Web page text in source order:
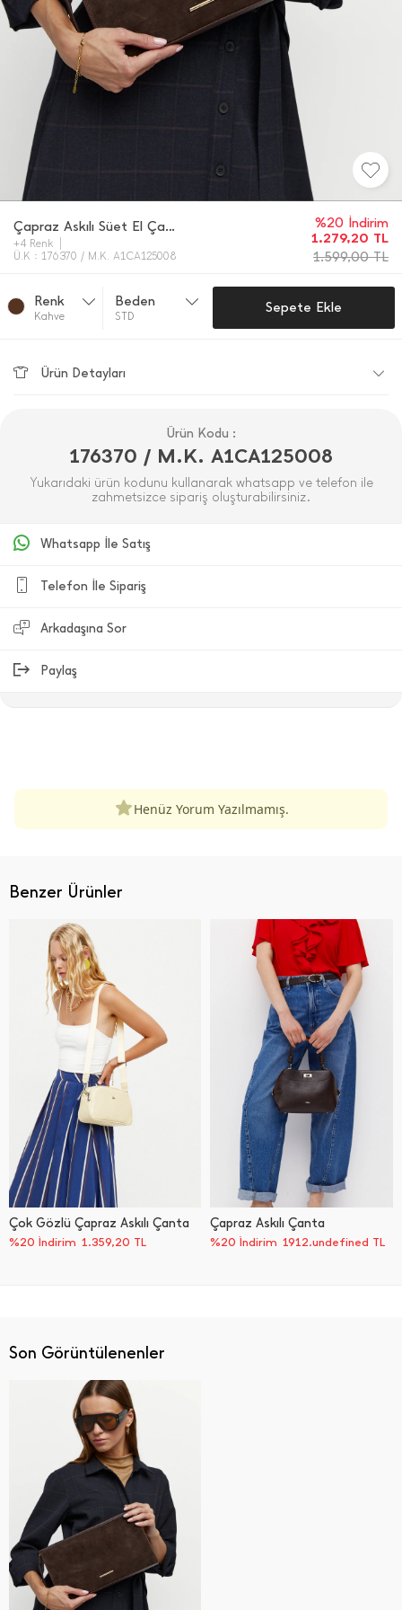
Çapraz Askılı Süet El Çantası
+4 Renk
Ü.K : 176370 / M.K. A1CA125008
%20 İndirim
1.279,20 TL
1.599,00TL
Renk
Kahve
Beden
STD
Sepete Ekle
Ürün Detayları
Ürün Kodu :
176370 / M.K. A1CA125008
Yukarıdaki ürün kodunu kullanarak whatsapp ve telefon ile
zahmetsizce sipariş oluşturabilirsiniz.
Whatsapp İle Satış
Telefon İle Sipariş
Arkadaşına Sor
Paylaş
Henüz Yorum Yazılmamış.
Benzer Ürünler
Çok Gözlü Çapraz Askılı Çanta
%20 İndirim 1.359,20 TL
Çapraz Askılı Çanta
%20 İndirim 1912.undefined TL
Son Görüntülenenler